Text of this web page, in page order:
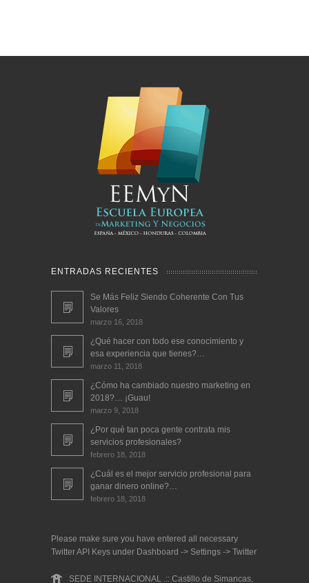
ENTRADAS RECIENTES
Se Más Feliz Siendo Coherente Con Tus
Valores
marzo 16, 2018
¿Qué hacer con todo ese conocimiento y
esa experiencia que tienes?…
marzo 11, 2018
¿Cómo ha cambiado nuestro marketing en
2018?… ¡Guau!
marzo 9, 2018
¿Por qué tan poca gente contrata mis
servicios profesionales?
febrero 18, 2018
¿Cuál es el mejor servicio profesional para
ganar dinero online?…
febrero 18, 2018
Please make sure you have entered all necessary
Twitter API Keys under Dashboard -> Settings -> Twitter
SEDE INTERNACIONAL .:: Castillo de Simancas,